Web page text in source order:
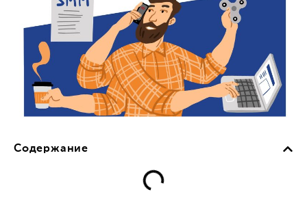
Содержание